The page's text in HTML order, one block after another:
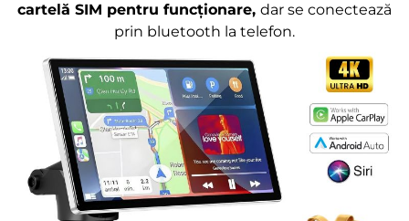
cartelă SIM pentru funcționare, dar se conectează
prin bluetooth la telefon.